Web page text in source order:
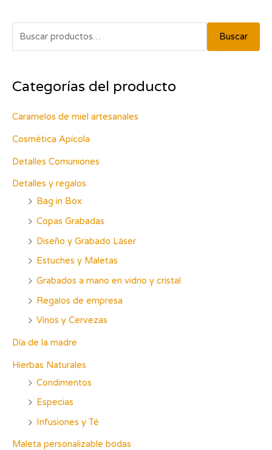
u
c
r
p
:
Buscar
Categorías del producto
Caramelos de miel artesanales
Cosmética Apícola
Detalles Comuniones
Detalles y regalos
Bag in Box
Copas Grabadas
Diseño y Grabado Láser
Estuches y Maletas
Grabados a mano en vidrio y cristal
Regalos de empresa
Vinos y Cervezas
Día de la madre
Hierbas Naturales
Condimentos
Especias
Infusiones y Té
Maleta personalizable bodas